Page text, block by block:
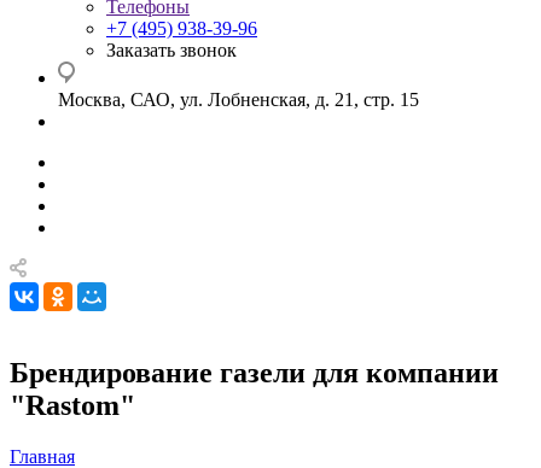
Телефоны
+7 (495) 938-39-96
Заказать звонок
Москва, САО, ул. Лобненская, д. 21, стр. 15
Брендирование газели для компании
"Rastom"
Главная